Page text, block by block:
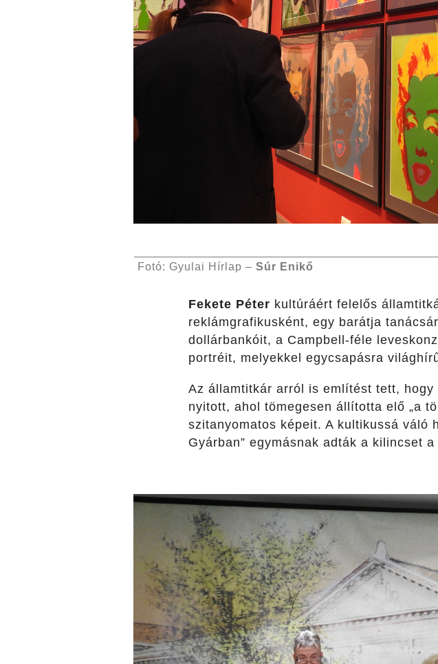
Fotó: Gyulai Hírlap – Súr Enikő
Fekete Péter kultúráért felelős
reklámgrafikusként, egy barátja
dollárbankóit, a Campbell-féle
portréit, melyekkel egycsapásra
Az államtitkár arról is említést tett, hogy
nyitott, ahol tömegesen állította elő „a
szitanyomatos képeit. A kultikussá váló
Gyárban” egymásnak adták a kilincset